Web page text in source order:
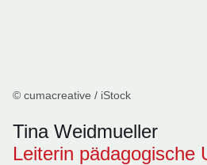
© cumacreative / iStock
Tina Weidmueller
Leiterin pädagogische